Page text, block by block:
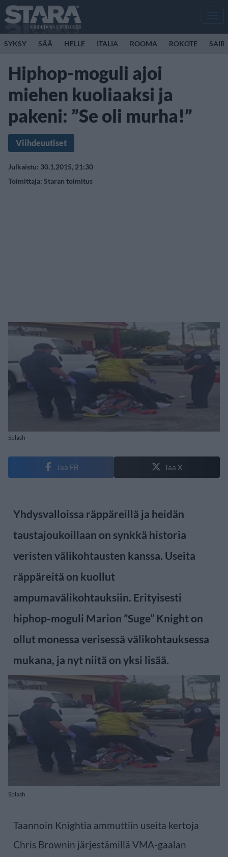
SYKSY SÄÄ HELLE ITALIA ROOMA ROKOTE
Hiphop-moguli ajoi
miehen kuoliaaksi ja
pakeni: ”Se oli murha!”
Viihdeuutiset
Julkaistu: 30.1.2015, 21:30
Toimittaja: Staran toimitus
Splash
Jaa FB Jaa X
Yhdysvalloissa räppäreillä ja heidän
taustajoukoillaan on synkkä historia
veristen välikohtausten kanssa. Useita
räppäreitä on kuollut
ampumavälikohtauksiin. Erityisesti
hiphop-moguli Marion ”Suge” Knight on
ollut monessa verisessä välikohtauksessa
mukana, ja nyt niitä on yksi lisää.
Splash
Taannoin Knightia ammuttiin useita kertoja
Chris Brownin järjestämillä VMA-gaalan